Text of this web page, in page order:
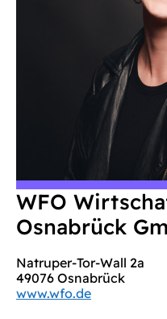
WFO
Osnabrück
Natruper-Tor-Wall 2a
49076 Osnabrück
www.wfo.de